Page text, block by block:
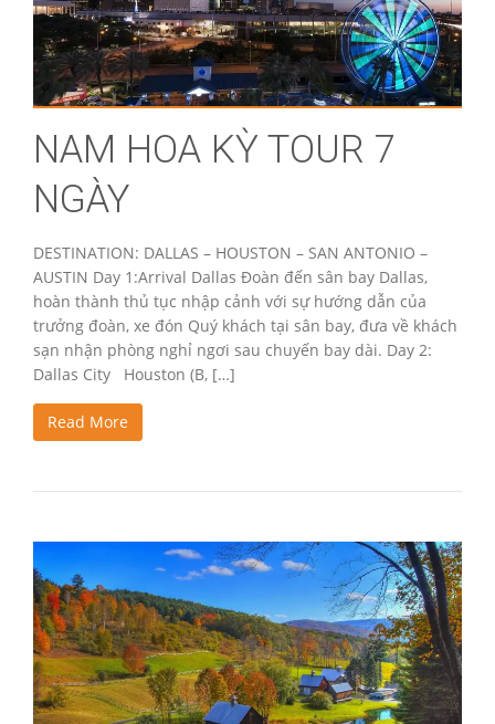
NAM HOA KỲ TOUR 7
NGÀY
DESTINATION: DALLAS – HOUSTON – SAN ANTONIO –
AUSTIN Day 1:Arrival Dallas Đoàn đến sân bay Dallas,
hoàn thành thủ tục nhập cảnh với sự hướng dẫn của
trưởng đoàn, xe đón Quý khách tại sân bay, đưa về khách
sạn nhận phòng nghỉ ngơi sau chuyến bay dài. Day 2:
Dallas City Houston (B, […]
Read More